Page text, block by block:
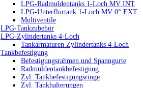
LPG-Radmuldentanks 1-Loch MV INT
LPG-Unterflurtank 1-Loch MV 0° EXT
Multiventile
LPG-Tankzubehör
LPG-Zylindertanks 4-Loch
Tankarmaturen Zylindertanks 4-Loch
Tankbefestigung
Befestigungsrahmen und Spanngurte
Radmuldentankbefestigung
Zyl. Tankbefestigungsringe
Zyl. Tankhalterungen